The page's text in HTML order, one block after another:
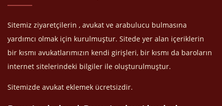
Sitemiz ziyaretçilerin , avukat ve arabulucu bulmasına
yardımcı olmak için kurulmuştur. Sitede yer alan içeriklerin
bir kısmı avukatlarımızın kendi girişleri, bir kısmı da baroların
internet sitelerindeki bilgiler ile oluşturulmuştur.
Sitemizde avukat eklemek ücretsizdir.